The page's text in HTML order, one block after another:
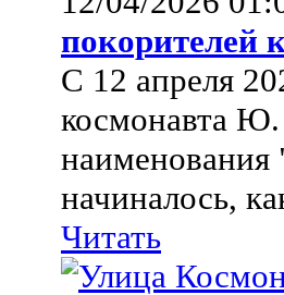
покорителей
С 12 апреля
космонавта Ю.
наименования
начиналось,
Читать